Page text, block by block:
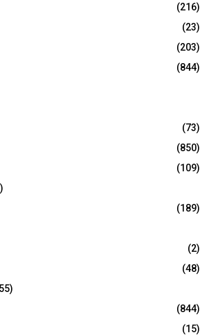
(216)
(23)
(203)
(844)
(73)
(850)
(109)
(189)
(2)
(48)
(844)
(15)